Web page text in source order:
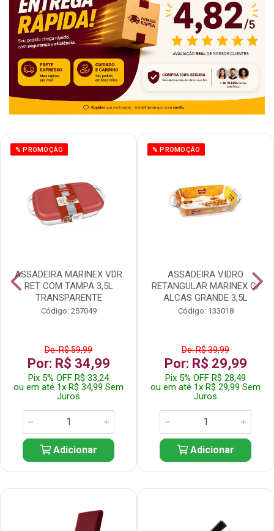
% PROMOÇÃO
ASSADEIRA MARINEX VDR
RET COM TAMPA 3,5L
TRANSPARENTE
Código: 257049
De: R$ 59,99
Por: R$ 34,99
Pix 5% OFF R$ 33,24
ou em até 1x R$ 34,99 Sem
Juros
Adicionar
% PROMOÇÃO
ASSADEIRA VIDRO
RETANGULAR MARINEX C/
ALCAS GRANDE 3,5L
Código: 133018
De: R$ 39,99
Por: R$ 29,99
Pix 5% OFF R$ 28,49
ou em até 1x R$ 29,99 Sem
Juros
Adicionar